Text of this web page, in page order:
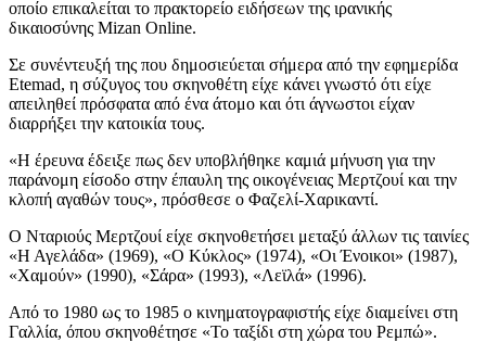
οποίο επικαλείται το πρακτορείο ειδήσεων της ιρανικής
δικαιοσύνης Mizan Online.
Σε συνέντευξή της που δημοσιεύεται σήμερα από την εφημερίδα
Etemad, η σύζυγος του σκηνοθέτη είχε κάνει γνωστό ότι είχε
απειληθεί πρόσφατα από ένα άτομο και ότι άγνωστοι είχαν
διαρρήξει την κατοικία τους.
«Η έρευνα έδειξε πως δεν υποβλήθηκε καμιά μήνυση για την
παράνομη είσοδο στην έπαυλη της οικογένειας Μερτζουί και την
κλοπή αγαθών τους», πρόσθεσε ο Φαζελί-Χαρικαντί.
Ο Νταριούς Μερτζουί είχε σκηνοθετήσει μεταξύ άλλων τις ταινίες
«Η Αγελάδα» (1969), «Ο Κύκλος» (1974), «Οι Ένοικοι» (1987),
«Χαμούν» (1990), «Σάρα» (1993), «Λεϊλά» (1996).
Από το 1980 ως το 1985 ο κινηματογραφιστής είχε διαμείνει στη
Γαλλία, όπου σκηνοθέτησε «Το ταξίδι στη χώρα του Ρεμπώ».